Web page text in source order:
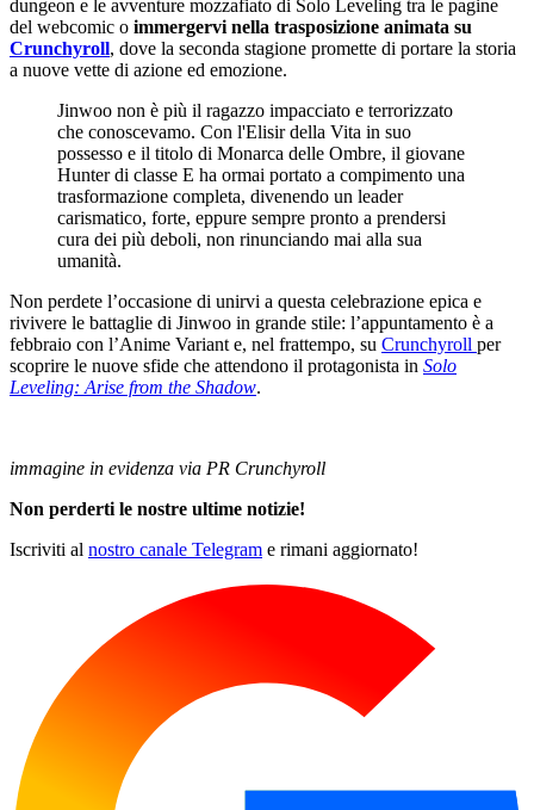
dungeon e le avventure mozzafiato di Solo Leveling tra le pagine
del webcomic o immergervi nella trasposizione animata su
Crunchyroll, dove la seconda stagione promette di portare la storia
a nuove vette di azione ed emozione.
Jinwoo non è più il ragazzo impacciato e terrorizzato
che conoscevamo. Con l'Elisir della Vita in suo
possesso e il titolo di Monarca delle Ombre, il giovane
Hunter di classe E ha ormai portato a compimento una
trasformazione completa, divenendo un leader
carismatico, forte, eppure sempre pronto a prendersi
cura dei più deboli, non rinunciando mai alla sua
umanità.
Non perdete l’occasione di unirvi a questa celebrazione epica e
rivivere le battaglie di Jinwoo in grande stile: l’appuntamento è a
febbraio con l’Anime Variant e, nel frattempo, su Crunchyroll per
scoprire le nuove sfide che attendono il protagonista in Solo
Leveling: Arise from the Shadow.
immagine in evidenza via PR Crunchyroll
Non perderti le nostre ultime notizie!
Iscriviti al nostro canale Telegram e rimani aggiornato!